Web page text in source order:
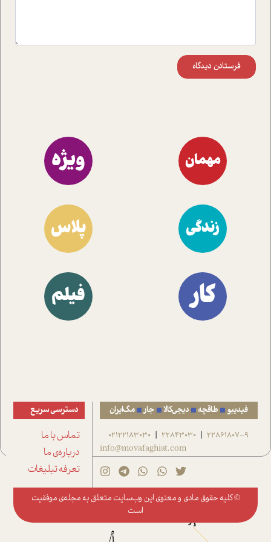
فرستادن دیدگاه
مهمان ویژه
زندگی پلاس
کار فیلم
فیدیبو طاقچه دیجی‌کالا جار مگ‌ایران
22861807-9
|
22843030
|
02122183030
info@movafaghiat.com
دسترسی سریع
تماس با ما
درباره‌ی ما
تعرفه تبلیغات
© کلیه حقوق مادی و معنوی این وب‌سایت متعلق به مجله‌ی موفقیت
است